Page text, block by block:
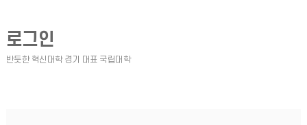
로그인